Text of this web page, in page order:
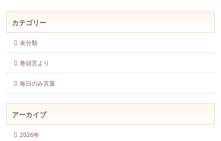
カテゴリー
未分類
巻頭言より
毎日のみ言葉
アーカイブ
2026年